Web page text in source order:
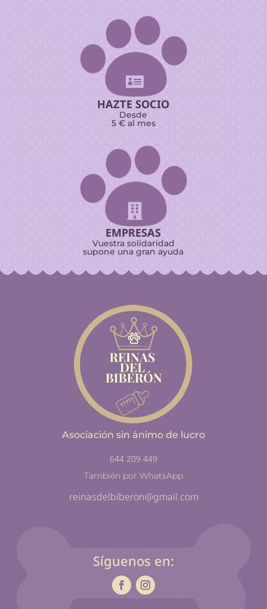

HAZTE SOCIO
Desde
5 € al mes

EMPRESAS
Vuestra solidaridad
supone una gran ayuda
Asociación sin ánimo de lucro
644 209 449
También por WhatsApp
reinasdelbiberon@gmail.com
Síguenos en: